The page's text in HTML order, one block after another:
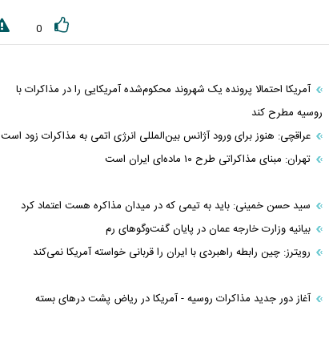
0
آمریکا احتمالا پرونده یک شهروند محکوم‌شده آمریکایی را در مذاکرات با
روسیه مطرح کند
عراقچی: هنوز برای ورود آژانس بین‌المللی انرژی اتمی به مذاکرات زود است
تهران: مبنای مذاکراتی طرح ۱۰ ماده‌ای ایران است
سید حسن خمینی: باید به تیمی که در میدان مذاکره هست اعتماد کرد
بیانیه وزارت خارجه عمان در پایان گفت‌و‌گو‌های رم
رویترز: چین رابطه راهبردی با ایران را قربانی خواسته آمریکا نمی‌کند
آغاز دور جدید مذاکرات روسیه - آمریکا در ریاض پشت در‌های بسته